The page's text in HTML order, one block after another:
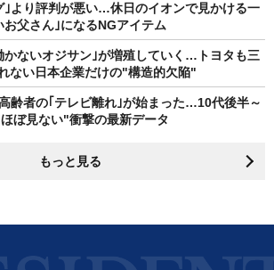
｣より評判が悪い…休日のイオンで見かける一
お父さん｣になるNGアイテム
かないオジサン｣が増殖していく…トヨタも三
ない日本企業だけの"構造的欠陥"
齢者の｢テレビ離れ｣が始まった…10代後半～
ぼ見ない"衝撃の最新データ
もっと見る